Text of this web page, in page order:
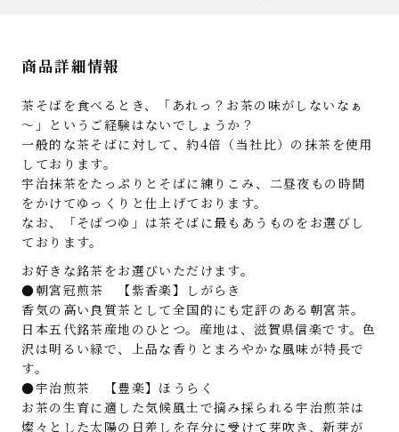
商品詳細情報
茶そばを食べるとき、「あれっ？お茶の味がしないなぁ
～」というご経験はないでしょうか？
一般的な茶そばに対して、約4倍（当社比）の抹茶を使用
しております。
宇治抹茶をたっぷりとそばに練りこみ、二昼夜もの時間
をかけてゆっくりと仕上げております。
なお、「そばつゆ」は茶そばに最もあうものをお選びし
ております。
お好きな銘茶をお選びいただけます。
●朝宮冠煎茶 【紫香楽】しがらき
香気の高い良質茶として全国的にも定評のある朝宮茶。
日本五代銘茶産地のひとつ。産地は、滋賀県信楽です。色
沢は明るい緑で、上品な香りとまろやかな風味が特長で
す。
●宇治煎茶 【豊楽】ほうらく
お茶の生育に適した気候風土で摘み採られる宇治煎茶は
燦々とした太陽の日差しを存分に受けて芽吹き、新芽が